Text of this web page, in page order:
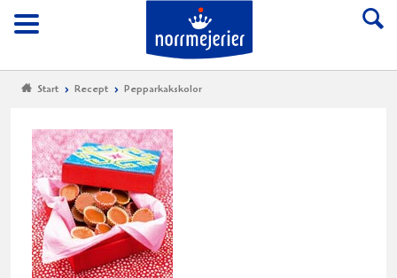
Meny
Till Norrmejerier
Start Recept Pepparkakskolor